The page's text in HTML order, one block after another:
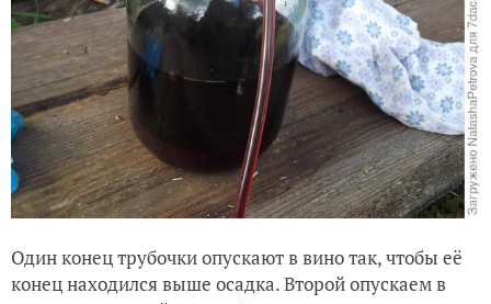
Один конец трубочки опускают в вино так, чтобы её
конец находился выше осадка. Второй опускаем в